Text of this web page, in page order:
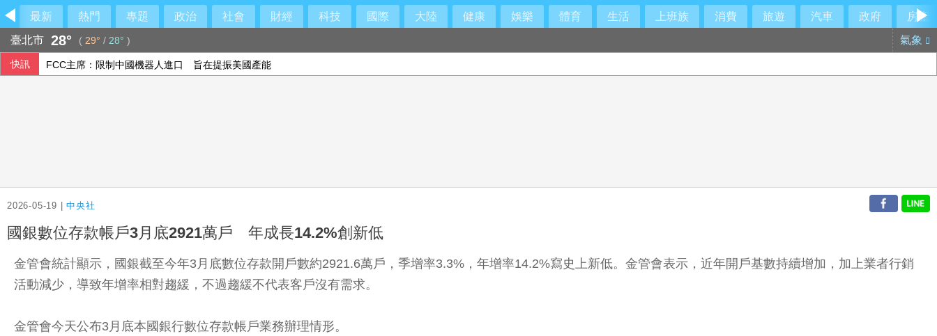
最新 熱門 專題 政治 社會 財經 科技 國際 大陸 健康 娛樂 體育 生活 上班族 消費 旅遊 汽車 政府
房產
臺北市 28° ( 29° / 28° ) 氣象
快訊 FCC主席：限制中國機器人進口 旨在提振美國產能
2026-05-19 |中央社
國銀數位存款帳戶3月底2921萬戶 年成長14.2%創新低
金管會統計顯示，國銀截至今年3月底數位存款開戶數約2921.6萬戶，季增率3.3%，年增率14.2%寫史上新低。金管會表示，近年開戶基數持續增加，加上業者行銷
活動減少，導致年增率相對趨緩，不過趨緩不代表客戶沒有需求。
金管會今天公布3月底本國銀行數位存款帳戶業務辦理情形。